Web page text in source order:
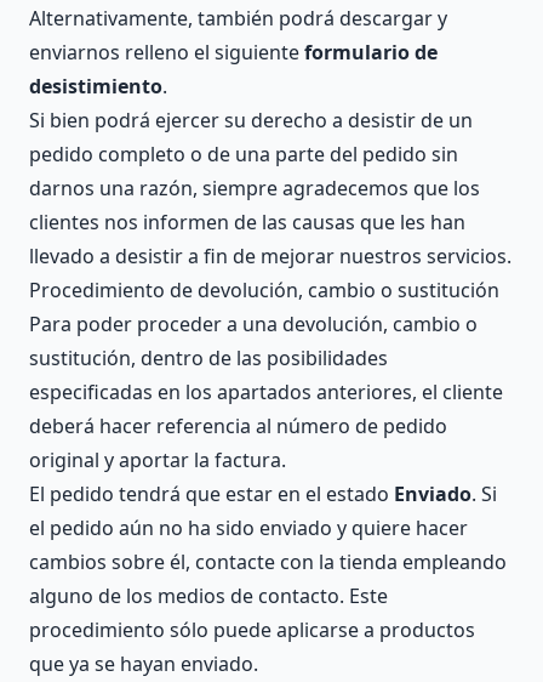
Alternativamente, también podrá descargar y
enviarnos relleno el siguienteformulario de
desistimiento.
Si bien podrá ejercer su derecho a desistir de un
pedido completo o de una parte del pedido sin
darnos una razón, siempre agradecemos que los
clientes nos informen de las causas que les han
llevado a desistir a fin de mejorar nuestros servicios.
Procedimiento de devolución, cambio o sustitución
Para poder proceder a una devolución, cambio o
sustitución, dentro de las posibilidades
especificadas en los apartados anteriores, el cliente
deberá hacer referencia al número de pedido
original y aportar la factura.
El pedido tendrá que estar en el estado Enviado. Si
el pedido aún no ha sido enviado y quiere hacer
cambios sobre él, contacte con la tienda empleando
alguno de los medios de contacto. Este
procedimiento sólo puede aplicarse a productos
que ya se hayan enviado.